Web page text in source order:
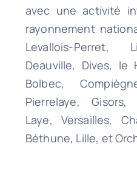
avec une activité
rayonnement
Levallois-Perret,
Deauville, Dives, le
Bolbec,
Pierrelaye, Gisors,
Laye, Versailles,
Béthune, Lille, et